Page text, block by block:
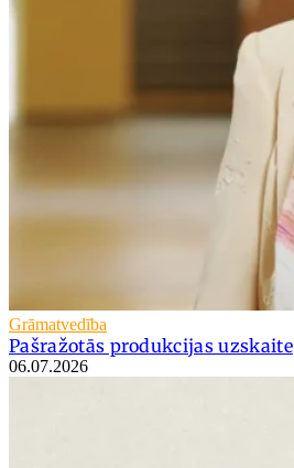
Grāmatvedība
Pašražotās produkcijas uzskaite
06.07.2026